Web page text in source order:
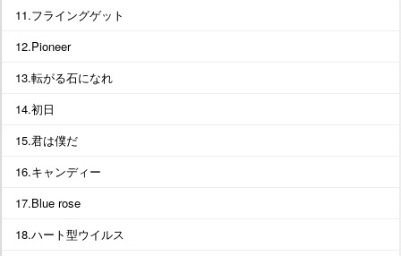
11.フライングゲット
12.Pioneer
13.転がる石になれ
14.初日
15.君は僕だ
16.キャンディー
17.Blue rose
18.ハート型ウイルス